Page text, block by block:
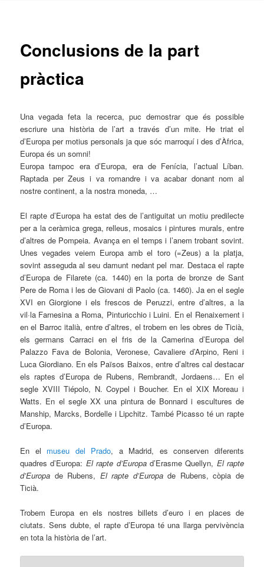
Conclusions de la part
pràctica
Una vegada feta la recerca, puc demostrar que és possible
escriure una història de l’art a través d’un mite. He triat el
d’Europa per motius personals ja que sóc marroquí i des d’Àfrica,
Europa és un somni!
Europa tampoc era d’Europa, era de Fenícia, l’actual Líban.
Raptada per Zeus i va romandre i va acabar donant nom al
nostre continent, a la nostra moneda, …
El rapte d’Europa ha estat des de l’antiguitat un motiu predilecte
per a la ceràmica grega, relleus, mosaics i pintures murals, entre
d’altres de Pompeia. Avança en el temps i l’anem trobant sovint.
Unes vegades veiem Europa amb el toro (=Zeus) a la platja,
sovint asseguda al seu damunt nedant pel mar. Destaca el rapte
d’Europa de Filarete (ca. 1440) en la porta de bronze de Sant
Pere de Roma i les de Giovani di Paolo (ca. 1460). Ja en el segle
XVI en Giorgione i els frescos de Peruzzi, entre d’altres, a la
vil·la Farnesina a Roma, Pinturicchio i Luini. En el Renaixement i
en el Barroc italià, entre d’altres, el trobem en les obres de Ticià,
els germans Carraci en el fris de la Camerina d’Europa del
Palazzo Fava de Bolonia, Veronese, Cavaliere d’Arpino, Reni i
Luca Giordiano. En els Països Baixos, entre d’altres cal destacar
els raptes d’Europa de Rubens, Rembrandt, Jordaens… En el
segle XVIII Tiépolo, N. Coypel i Boucher. En el XIX Moreau i
Watts. En el segle XX una pintura de Bonnard i escultures de
Manship, Marcks, Bordelle i Lipchitz. També Picasso té un rapte
d’Europa.
En el museu del Prado, a Madrid, es conserven diferents
quadres d’Europa: El rapte d’Europad’Erasme Quellyn, El rapte
d’Europa de Rubens, El rapte d’Europade Rubens, còpia de
Ticià.
Trobem Europa en els nostres billets d’euro i en places de
ciutats. Sens dubte, el rapte d’Europa té una llarga pervivència
en tota la història de l’art.